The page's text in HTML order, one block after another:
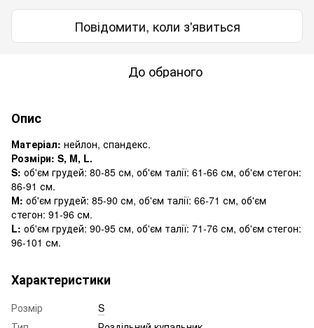
Повідомити, коли з'явиться
До обраного
Опис
Матеріал: нейлон, спандекс.
Розміри: S, M, L.
S: об'єм грудей: 80-85 см, об'єм талії: 61-66 см, об'єм стегон:
86-91 см.
М: об'єм грудей: 85-90 см, об'єм талії: 66-71 см, об'єм
стегон: 91-96 см.
L: об'єм грудей: 90-95 см, об'єм талії: 71-76 см, об'єм стегон:
96-101 см.
Характеристики
Розмір
S